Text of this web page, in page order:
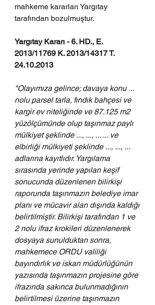
mahkeme kararları Yargıtay
tarafından bozulmuştur.
Yargıtay Kararı - 6. HD., E.
2013/11769 K. 2013/14317 T.
24.10.2013
"Olayımıza gelince; davaya konu ...
nolu parsel tarla, fındık bahçesi ve
kargir ev niteliğinde ve 87.125 m2
yüzölçümünde olup taşınmaz paylı
mülkiyet şeklinde ..., ..., ... ... ve
elbirliği mülkiyeti şeklinde ..., ..., ...
adlarına kayıtlıdır. Yargılama
sırasında yerinde yapılan keşif
sonucunda düzenlenen bilirkişi
raporunda taşınmazın belediye imar
planı ve mücavir alan dışında kaldığı
belirtilmiştir. Bilirkişi tarafından 1 ve
2 nolu ifraz krokileri düzenlenerek
dosyaya sunulduktan sonra,
mahkemece ORDU valiliği
bayındırlık ve iskan müdürlüğünün
yazısında taşınmazın projesine göre
ifrazında sakınca bulunmadığının
belirtilmesi üzerine taşınmazın